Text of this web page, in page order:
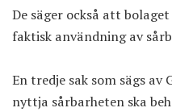
De säger också att
faktisk användning av
En tredje sak som sägs
nyttja sårbarheten ska